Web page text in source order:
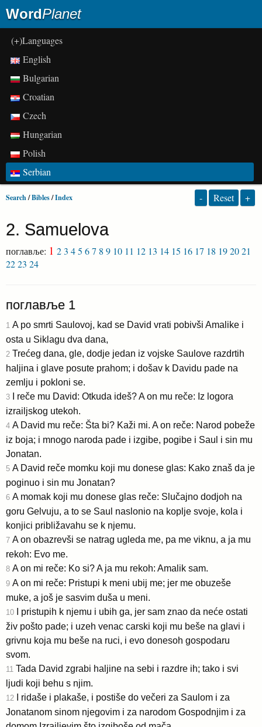
WordPlanet
(+)Languages
English
Bulgarian
Croatian
Czech
Hungarian
Polish
Serbian
Search/Bibles/Index - Reset +
2. Samuelova
поглавље: 1 23 45 67 8 9 10 11 12 13 14 15 16 17 18 192021
2223 24
поглавље 1
1 A po smrti Saulovoj, kad se David vrati pobivši Amalike i
osta u Siklagu dva dana,
2 Trećeg dana, gle, dodje jedan iz vojske Saulove razdrtih
haljina i glave posute prahom; i došav k Davidu pade na
zemlju i pokloni se.
3
I reče mu David: Otkuda ideš? A on mu reče: Iz logora
izrailjskog utekoh.
4 A David mu reče: Šta bi? Kaži mi. A on reče: Narod pobeže
iz boja; i mnogo naroda pade i izgibe, pogibe i Saul i sin mu
Jonatan.
5 A David reče momku koji mu donese glas: Kako znaš da je
poginuo i sin mu Jonatan?
6 A momak koji mu donese glas reče: Slučajno dodjoh na
goru Gelvuju, a to se Saul naslonio na koplje svoje, kola i
konjici približavahu se k njemu.
7 A on obazrevši se natrag ugleda me, pa me viknu, a ja mu
rekoh: Evo me.
8 A on mi reče: Ko si? A ja mu rekoh: Amalik sam.
9 A on mi reče: Pristupi k meni ubij me; jer me obuzeše
muke, a još je sasvim duša u meni.
10
I pristupih k njemu i ubih ga, jer sam znao da neće ostati
živ pošto pade; i uzeh venac carski koji mu beše na glavi i
grivnu koja mu beše na ruci, i evo donesoh gospodaru
svom.
11 Tada David zgrabi haljine na sebi i razdre ih; tako i svi
ljudi koji behu s njim.
12
I ridaše i plakaše, i postiše do večeri za Saulom i za
Jonatanom sinom njegovim i za narodom Gospodnjim i za